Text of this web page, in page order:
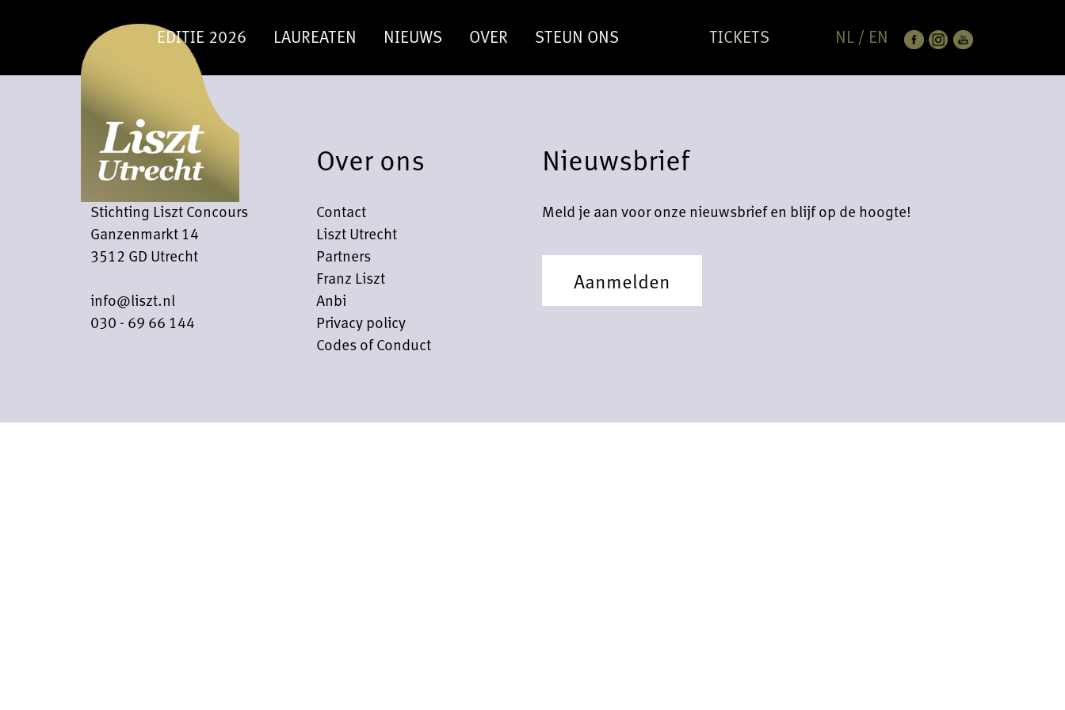
NL / EN
EDITIE 2026 LAUREATEN NIEUWS OVER STEUN ONS TICKETS
Contact
Stichting Liszt Concours
Ganzenmarkt 14
3512 GD Utrecht
info@liszt.nl
030 - 69 66 144
Over ons
Contact
Liszt Utrecht
Partners
Franz Liszt
Anbi
Privacy policy
Codes of Conduct
Nieuwsbrief
Meld je aan voor onze nieuwsbrief en blijf op de hoogte!
Aanmelden